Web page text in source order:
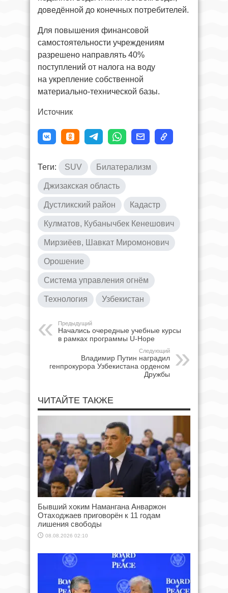
доведённой до конечных потребителей.
Для повышения финансовой
самостоятельности учреждениям
разрешено направлять 40%
поступлений от налога на воду
на укрепление собственной
материально-технической базы.
Источник
Теги: SUV Билатерализм
Джизакская область
Дустликский район Кадастр
Кулматов, Кубанычбек Кенешович
Мирзиёев, Шавкат Миромонович
Орошение
Система управления огнём
Технология Узбекистан
Предыдущий
Начались очередные учебные курсы
в рамках программы U-Hope
Следующий
Владимир Путин наградил
генпрокурора Узбекистана орденом
Дружбы
ЧИТАЙТЕ ТАКЖЕ
Бывший хоким Намангана Анваржон
Отаходжаев приговорён к 11 годам
лишения свободы
08.08.2026 02:10